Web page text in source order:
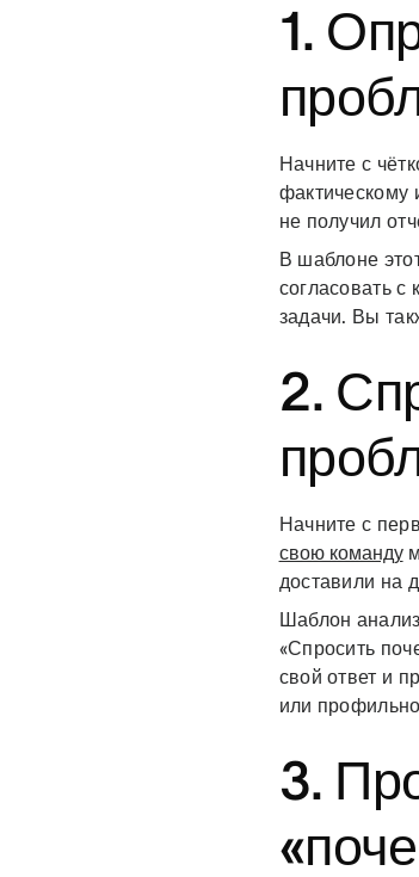
1.
Начните с
не получил
В шаблоне
согласовать
задачи. Вы
2.
Начните с
свою команду
доставили на
Шаблон
«Спросить
свой ответ и
или
3.